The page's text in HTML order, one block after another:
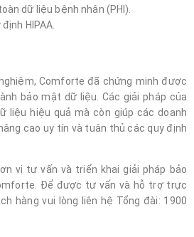
dữ liệu bệnh nhân (PHI).
HIPAA.
Comforte đã chứng minh được
bảo mật dữ liệu. Các giải pháp của
liệu hiệu quả mà còn giúp các doanh
cao uy tín và tuân thủ các quy định
vị tư vấn và triển khai giải pháp bảo
Để được tư vấn và hỗ trợ trực
hàng vui lòng liên hệ Tổng đài: 1900